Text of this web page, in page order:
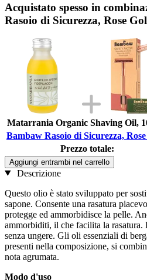
Acquistato spesso in
Rasoio di Sicurezza, Rose
Matarrania Organic Shaving Oil,
Bambaw Rasoio di Sicurezza,
Prezzo totale:
Aggiungi entrambi nel carrello
Descrizione
Questo olio è stato sviluppato per
sapone. Consente una rasatura
protegge ed ammorbidisce la pelle.
ammorbiditi, il che facilita la rasatura.
senza ungere. Gli oli essenziali di
presenti nella composizione, si
nota agrumata.
Modo d'uso